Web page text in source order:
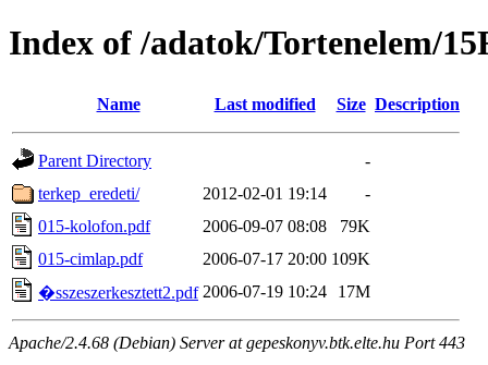
Index of /adatok/Tortenelem/
Name Last modified Size Description
Parent Directory
-
terkep_eredeti/
2012-02-01 19:14
-
015-kolofon.pdf
2006-09-07 08:08
79K
015-cimlap.pdf
2006-07-17 20:00 109K
�sszeszerkesztett2.pdf 2006-07-19 10:24 17M
Apache/2.4.68 (Debian) Server at gepeskonyv.btk.elte.hu Port 443